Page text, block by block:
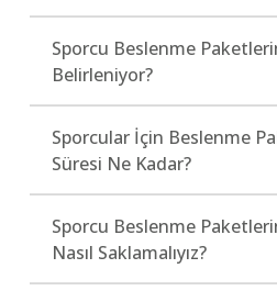
Sporcu Beslenme
Belirleniyor?
Sporcular İçin Beslenme
Süresi Ne Kadar?
Sporcu Beslenme
Nasıl Saklamalıyız?